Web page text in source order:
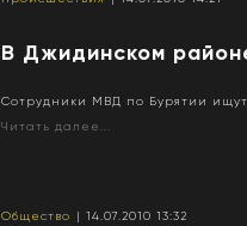
В Джидинском
Сотрудники МВД по Бурятии
Читать далее...
Общество | 14.07.2010 13:32